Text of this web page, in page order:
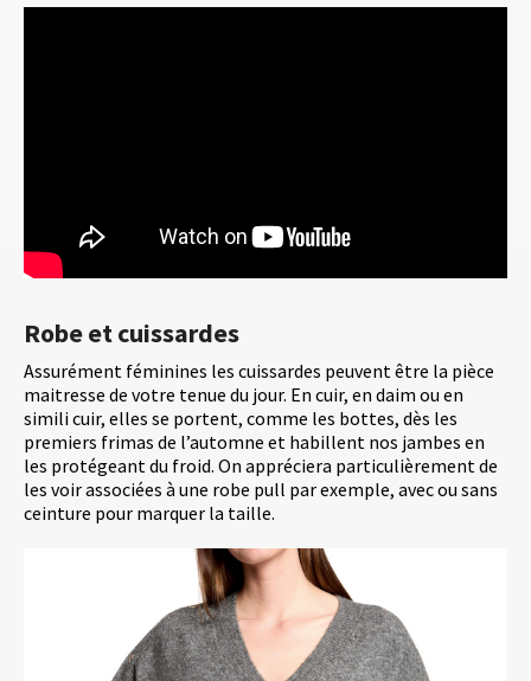
Robe et cuissardes
Assurément féminines les cuissardes peuvent être la pièce
maitresse de votre tenue du jour. En cuir, en daim ou en
simili cuir, elles se portent, comme les bottes, dès les
premiers frimas de l’automne et habillent nos jambes en
les protégeant du froid. On appréciera particulièrement de
les voir associées à une robe pull par exemple, avec ou sans
ceinture pour marquer la taille.